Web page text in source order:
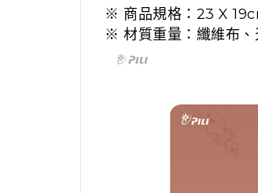
※ 商品規格：23 X
※ 材質重量：纖維布